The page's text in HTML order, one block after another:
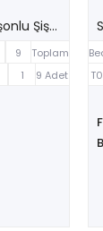
Slazenger NEONS Unisex Çocuk Kapüşonlu Şişme Kırmızı Mont & Kaban
9
Toplam
1 9 Adet